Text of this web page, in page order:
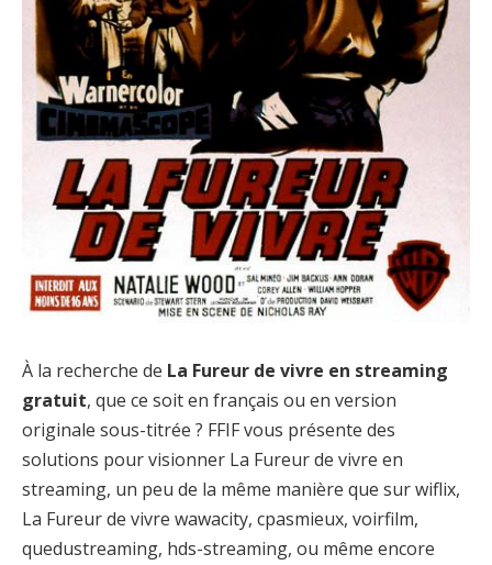
À la recherche de La Fureur de vivre en streaming
gratuit, que ce soit en français ou en version
originale sous-titrée ? FFIF vous présente des
solutions pour visionner La Fureur de vivre en
streaming, un peu de la même manière que sur wiflix,
La Fureur de vivre wawacity, cpasmieux, voirfilm,
quedustreaming, hds-streaming, ou même encore